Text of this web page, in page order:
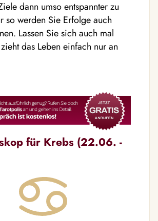
dann umso entspannter zu
so werden Sie Erfolge auch
Lassen Sie sich auch mal
das Leben einfach nur an
für Krebs (22.06. -